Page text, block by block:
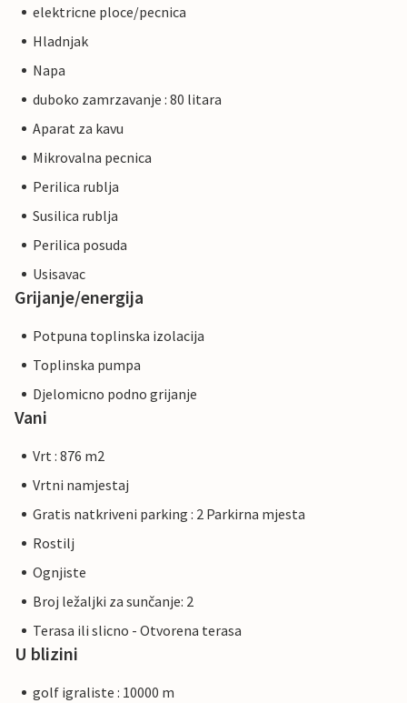
elektricne ploce/pecnica
Hladnjak
Napa
duboko zamrzavanje : 80 litara
Aparat za kavu
Mikrovalna pecnica
Perilica rublja
Susilica rublja
Perilica posuda
Usisavac
Grijanje/energija
Potpuna toplinska izolacija
Toplinska pumpa
Djelomicno podno grijanje
Vani
Vrt : 876 m2
Vrtni namjestaj
Gratis natkriveni parking : 2 Parkirna mjesta
Rostilj
Ognjiste
Broj ležaljki za sunčanje: 2
Terasa ili slicno - Otvorena terasa
U blizini
golf igraliste : 10000 m